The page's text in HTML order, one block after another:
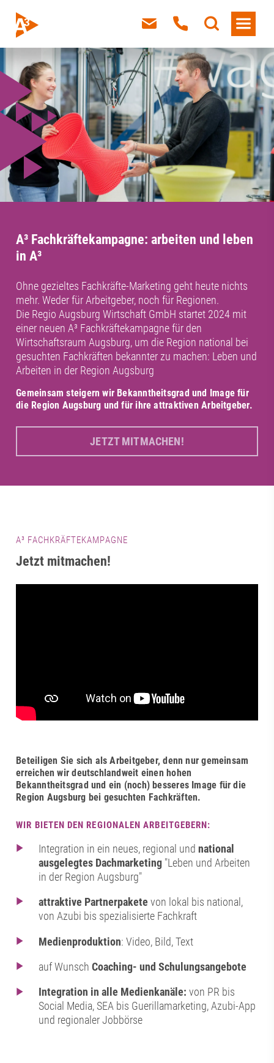
A³ Fachkräftekampagne: arbeiten und leben
in A³
Ohne gezieltes Fachkräfte-Marketing geht heute nichts
mehr. Weder für Arbeitgeber, noch für Regionen.
Die Regio Augsburg Wirtschaft GmbH startet 2024 mit
einer neuen A³ Fachkräftekampagne für den
Wirtschaftsraum Augsburg, um die Region national bei
gesuchten Fachkräften bekannter zu machen: Leben und
Arbeiten in der Region Augsburg
Gemeinsam steigern wir Bekanntheitsgrad und Image für
die Region Augsburg und für ihre attraktiven Arbeitgeber.
JETZT MITMACHEN!
A³ FACHKRÄFTEKAMPAGNE
Jetzt mitmachen!
Beteiligen Sie sich als Arbeitgeber, denn nur gemeinsam
erreichen wir deutschlandweit einen hohen
Bekanntheitsgrad und ein (noch) besseres Image für die
Region Augsburg bei gesuchten Fachkräften.
WIR BIETEN DEN REGIONALEN ARBEITGEBERN:
Integration in ein neues, regional und national
ausgelegtes Dachmarketing "Leben und Arbeiten
in der Region Augsburg"
attraktive Partnerpakete von lokal bis national,
von Azubi bis spezialisierte Fachkraft
Medienproduktion: Video, Bild, Text
auf Wunsch Coaching- und Schulungsangebote
Integration in alle Medienkanäle: von PR bis
Social Media, SEA bis Guerillamarketing, Azubi-App
und regionaler Jobbörse